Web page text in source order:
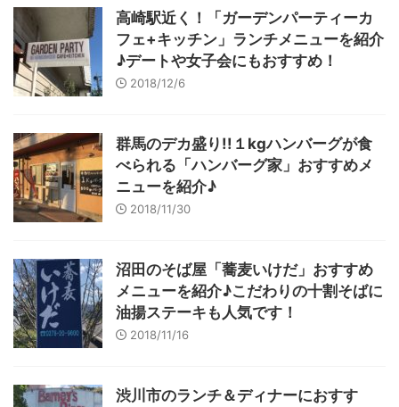
高崎駅近く！「ガーデンパーティーカ
フェ+キッチン」ランチメニューを紹介
♪デートや女子会にもおすすめ！
2018/12/6
群馬のデカ盛り!!１kgハンバーグが食
べられる「ハンバーグ家」おすすめメ
ニューを紹介♪
2018/11/30
沼田のそば屋「蕎麦いけだ」おすすめ
メニューを紹介♪こだわりの十割そばに
油揚ステーキも人気です！
2018/11/16
渋川市のランチ＆ディナーにおすす